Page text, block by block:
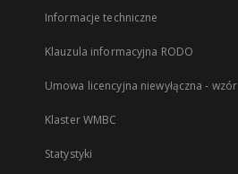
Informacje techniczne
Klauzula informacyjna RODO
Umowa licencyjna niewyłączna - wzór
Klaster WMBC
Statystyki